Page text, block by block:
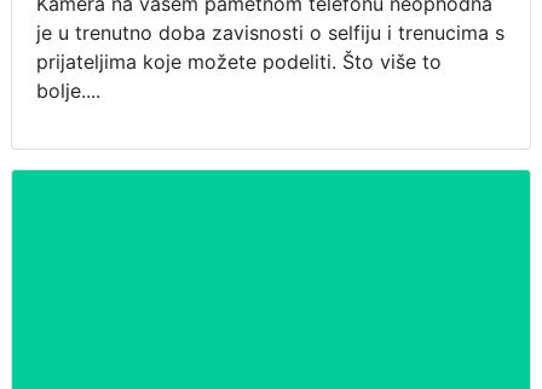
je u trenutno doba zavisnosti o selfiju i trenucima s
prijateljima koje možete podeliti. Što više to
bolje....